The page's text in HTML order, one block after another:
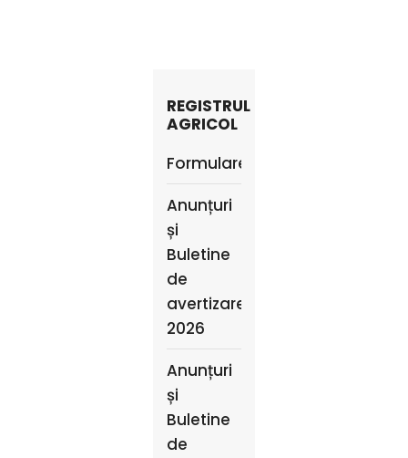
REGISTRUL
AGRICOL
Formulare
Anunțuri
și
Buletine
de
avertizare
2026
Anunțuri
și
Buletine
de